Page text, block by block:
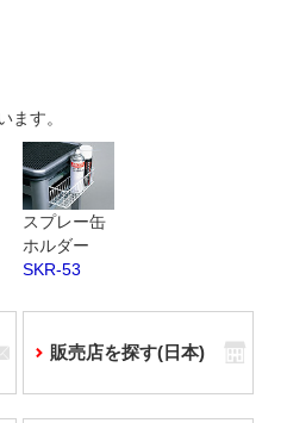
ます。
スプレー缶
ホルダー
SKR-53
販売店を探す(日本)